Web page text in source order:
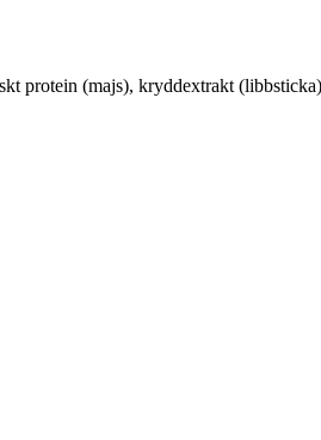
protein (majs), kryddextrakt